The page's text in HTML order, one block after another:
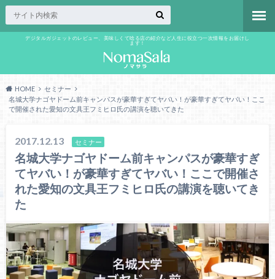
デジタルガジェットのレビュー、美味しくて唸る店の紹介など人生に役立つ一次情報をお届けし
ます！
HOME
セミナー
名城大学ナゴヤドーム前キャンパスが豪華すぎてヤバい！が豪華すぎてヤバい！ここ
で開催された愛知の文具王フミヒロ氏の講演を聴いてきた
2017.12.13 セミナー
名城大学ナゴヤドーム前キャンパスが豪華すぎ
てヤバい！が豪華すぎてヤバい！ここで開催さ
れた愛知の文具王フミヒロ氏の講演を聴いてき
た